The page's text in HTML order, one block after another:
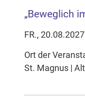
„Beweglich
FR.,
Ort der
St. Magnus |